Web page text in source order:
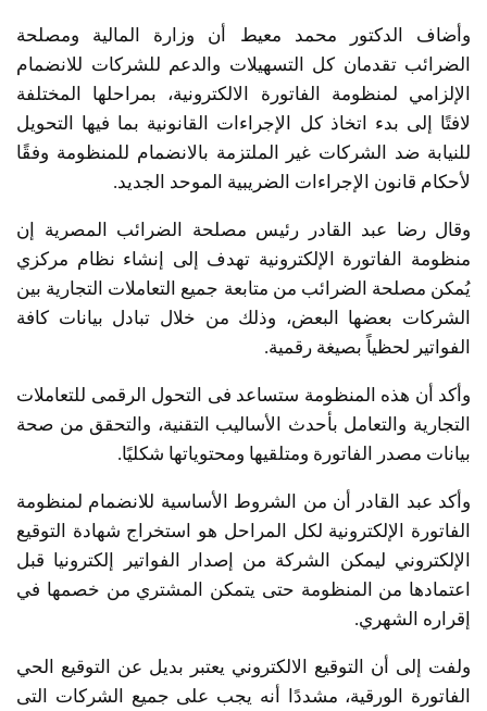
وأضاف الدكتور محمد معيط أن وزارة المالية ومصلحة
الضرائب تقدمان كل التسهيلات والدعم للشركات للانضمام
الإلزامي لمنظومة الفاتورة الالكترونية، بمراحلها المختلفة
لافتًا إلى بدء اتخاذ كل الإجراءات القانونية بما فيها التحويل
للنيابة ضد الشركات غير الملتزمة بالانضمام للمنظومة وفقًا
لأحكام قانون الإجراءات الضريبية الموحد الجديد.
وقال رضا عبد القادر رئيس مصلحة الضرائب المصرية إن
منظومة الفاتورة الإلكترونية تهدف إلى إنشاء نظام مركزي
يُمكن مصلحة الضرائب من متابعة جميع التعاملات التجارية بين
الشركات بعضها البعض، وذلك من خلال تبادل بيانات كافة
الفواتير لحظياً بصيغة رقمية.
وأكد أن هذه المنظومة ستساعد فى التحول الرقمى للتعاملات
التجارية والتعامل بأحدث الأساليب التقنية، والتحقق من صحة
بيانات مصدر الفاتورة ومتلقيها ومحتوياتها شكليًا.
وأكد عبد القادر أن من الشروط الأساسية للانضمام لمنظومة
الفاتورة الإلكترونية لكل المراحل هو استخراج شهادة التوقيع
الإلكتروني ليمكن الشركة من إصدار الفواتير إلكترونيا قبل
اعتمادها من المنظومة حتى يتمكن المشتري من خصمها في
إقراره الشهري.
ولفت إلى أن التوقيع الالكتروني يعتبر بديل عن التوقيع الحي
الفاتورة الورقية، مشددًا أنه يجب على جميع الشركات التى